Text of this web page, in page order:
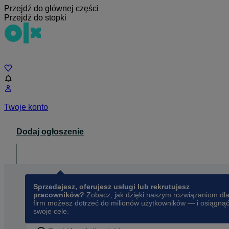
Przejdź do głównej części
Przejdź do stopki
Twoje konto
Dodaj ogłoszenie
Sprzedajesz, oferujesz usługi lub rekrutujesz
pracowników? Zobacz, jak dzięki naszym rozwiązaniom dla
firm możesz dotrzeć do milionów użytkowników — i osiągnąć
swoje cele.